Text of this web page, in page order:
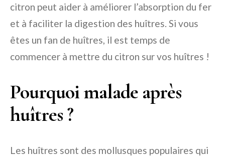
citron peut aider à améliorer l’absorption du fer
et à faciliter la digestion des huîtres. Si vous
êtes un fan de huîtres, il est temps de
commencer à mettre du citron sur vos huîtres !
Pourquoi malade après
huîtres ?
Les huîtres sont des mollusques populaires qui